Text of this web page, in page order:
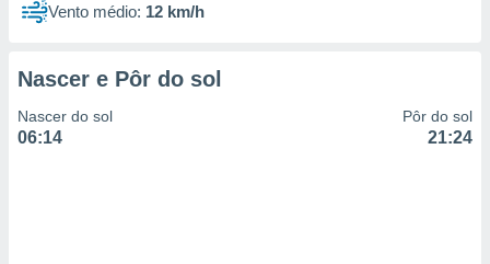
Vento médio: 12 km/h
Nascer e Pôr do sol
Nascer do sol
06:14
Pôr do sol
21:24